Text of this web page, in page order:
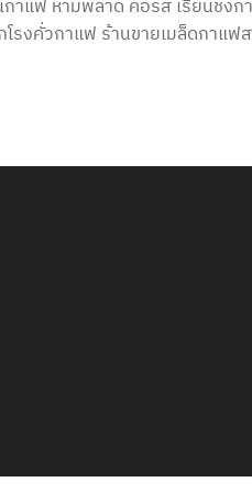
าแฟ ห้ามพลาด คอร์ส เรียนชง
รงคั่วกาแฟ ร้านขายเมล็ดกาแ